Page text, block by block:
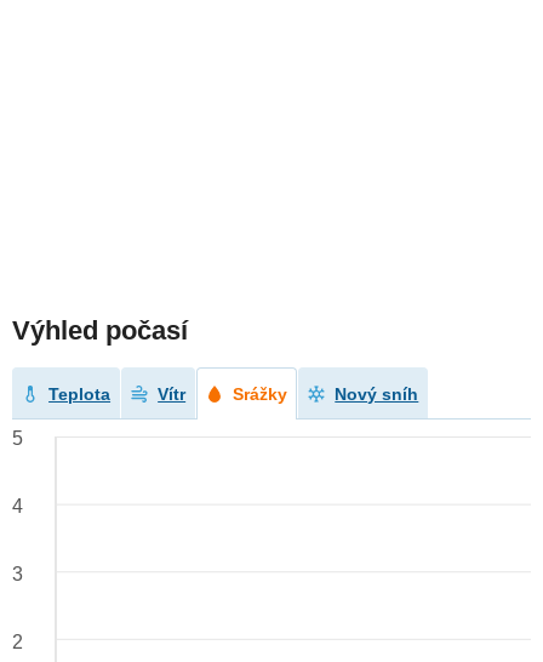
Výhled počasí
Teplota Vítr Srážky Nový sníh
5
4
3
2